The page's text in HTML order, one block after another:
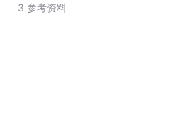
3 参考资料